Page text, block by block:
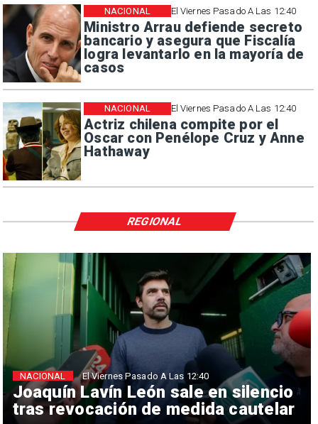
El Viernes Pasado A Las 12:40
Ministro Arrau defiende secreto
bancario y asegura que Fiscalía
logra levantarlo en la mayoría de
casos
NACIONAL
El Viernes Pasado A Las 12:40
Actriz chilena compite por el
Oscar con Penélope Cruz y Anne
Hathaway
NACIONAL
Joaquín Lavín León sale en silencio
tras revocación de medida cautelar
NACIONAL El Viernes Pasado A Las 12:40
REGIONAL